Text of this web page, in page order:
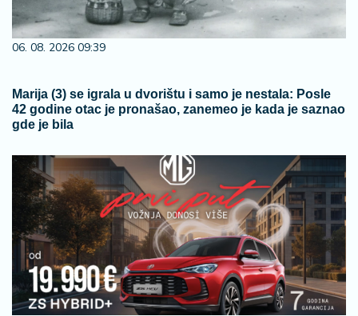
06. 08. 2026 09:39
Marija (3) se igrala u dvorištu i samo je nestala: Posle
42 godine otac je pronašao, zanemeo je kada je saznao
gde je bila